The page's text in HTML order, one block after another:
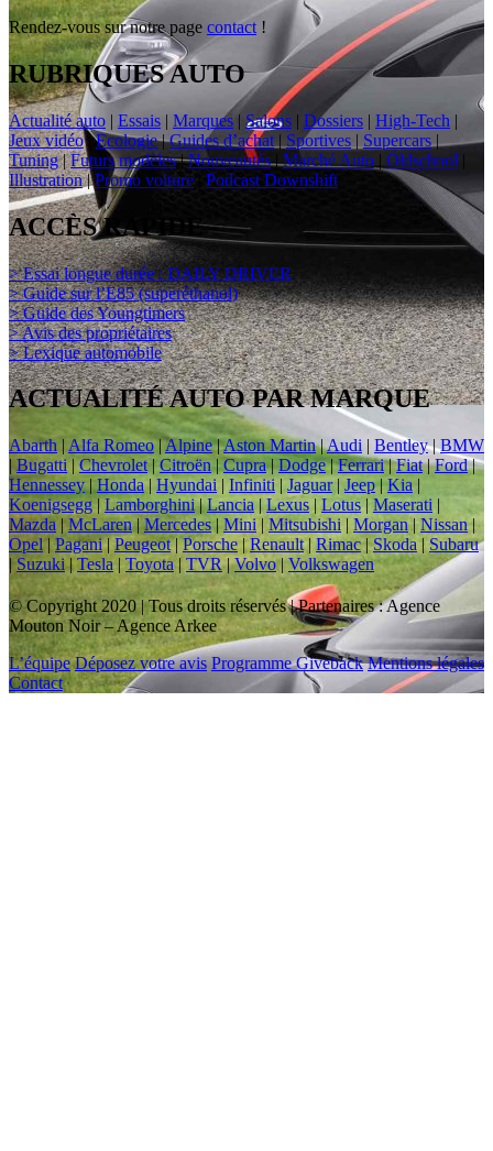
Rendez-vous sur notre page contact !
RUBRIQUES AUTO
Actualité auto | Essais | Marques |Salons | Dossiers | High-Tech |
Jeux vidéo|Ecologie|Guides d’achat | Sportives | Supercars |
Tuning|Futurs modèles|Nouveautés|Marché Auto | Oldschool |
Illustration|Promo voiture Podcast Downshift
ACCÈS RAPIDE
> Essai longue durée : DAILY DRIVER
> Guide sur l’E85 (superéthanol)
> Guide des Youngtimers
> Avis des propriétaires
> Lexique automobile
ACTUALITÉ AUTO PAR MARQUE
Abarth | Alfa Romeo|Alpine|Aston Martin|Audi | Bentley|BMW
| Bugatti|Chevrolet|Citroën |Cupra | Dodge|Ferrari|Fiat|Ford|
Hennessey| Honda| Hyundai |Infiniti | Jaguar| Jeep|Kia |
Koenigsegg|Lamborghini|Lancia|Lexus | Lotus| Maserati |
Mazda |McLaren|Mercedes | Mini | Mitsubishi | Morgan|Nissan|
Opel | Pagani|Peugeot|Porsche | Renault| Rimac|Skoda | Subaru
| Suzuki|Tesla| Toyota | TVR|Volvo|Volkswagen
© Copyright 2020 | Tous droits réservés | Partenaires : Agence
Mouton Noir – Agence Arkee
L’équipe Déposez votre avis Programme Giveback Mentions légales
Contact